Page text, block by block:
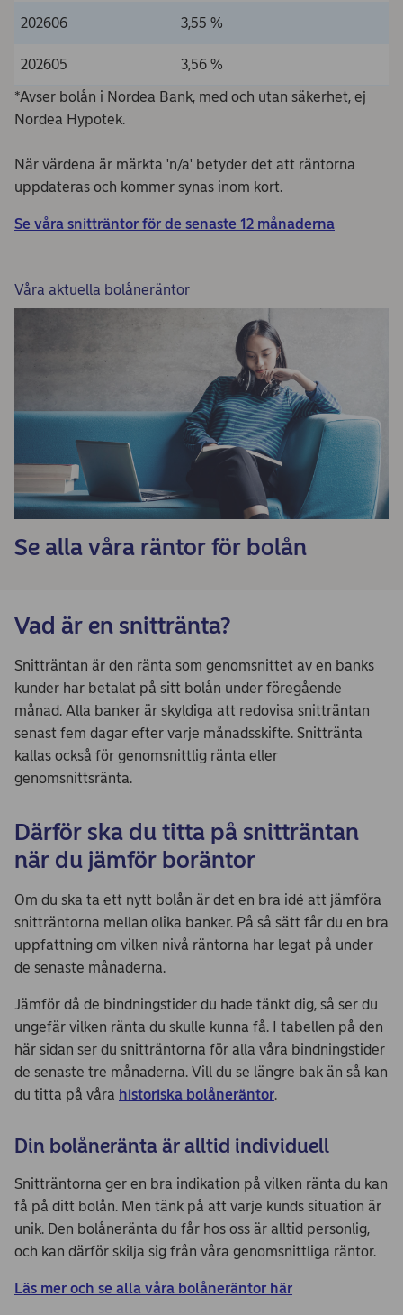
202606 3,55 %
202605
3,56 %
*Avser bolån i Nordea Bank, med och utan säkerhet, ej
Nordea Hypotek.
När värdena är märkta 'n/a' betyder det att räntorna
uppdateras och kommer synas inom kort.
Se våra snitträntor för de senaste 12 månaderna
Våra aktuella bolåneräntor
Se alla våra räntor för bolån
Vad är en snittränta?
Snitträntan är den ränta som genomsnittet av en banks
kunder har betalat på sitt bolån under föregående
månad. Alla banker är skyldiga att redovisa snitträntan
senast fem dagar efter varje månadsskifte. Snittränta
kallas också för genomsnittlig ränta eller
genomsnittsränta.
Därför ska du titta på snitträntan
när du jämför boräntor
Om du ska ta ett nytt bolån är det en bra idé att jämföra
snitträntorna mellan olika banker. På så sätt får du en bra
uppfattning om vilken nivå räntorna har legat på under
de senaste månaderna.
Jämför då de bindningstider du hade tänkt dig, så ser du
ungefär vilken ränta du skulle kunna få. I tabellen på den
här sidan ser du snitträntorna för alla våra bindningstider
de senaste tre månaderna. Vill du se längre bak än så kan
du titta på våra historiska bolåneräntor.
Din bolåneränta är alltid individuell
Snitträntorna ger en bra indikation på vilken ränta du kan
få på ditt bolån. Men tänk på att varje kunds situation är
unik. Den bolåneränta du får hos oss är alltid personlig,
och kan därför skilja sig från våra genomsnittliga räntor.
Läs mer och se alla våra bolåneräntor här